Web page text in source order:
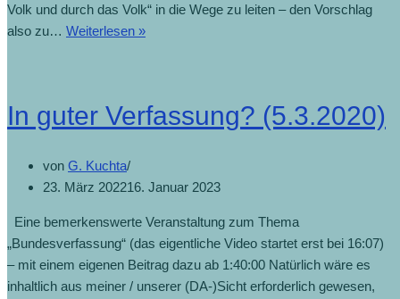
Volk und durch das Volk“ in die Wege zu leiten – den Vorschlag
also zu… Weiterlesen »
In guter Verfassung? (5.3.2020)
von G. Kuchta
23. März 202216. Januar 2023
Eine bemerkenswerte Veranstaltung zum Thema
„Bundesverfassung“ (das eigentliche Video startet erst bei 16:07)
– mit einem eigenen Beitrag dazu ab 1:40:00 Natürlich wäre es
inhaltlich aus meiner / unserer (DA-)Sicht erforderlich gewesen,